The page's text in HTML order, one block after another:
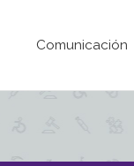
Comunicación